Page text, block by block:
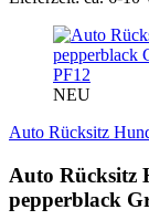
PF12
NEU
Auto Rücksitz
Auto Rücksitz
pepperblack